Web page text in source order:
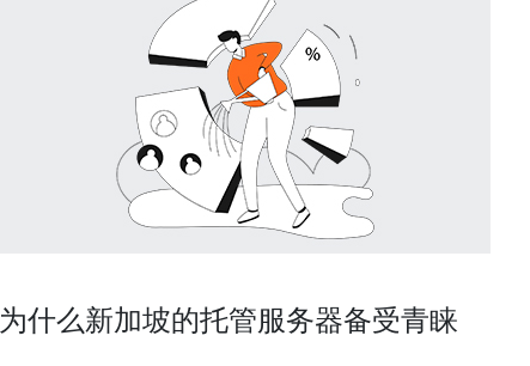
为什么新加坡的托管服务器备受青睐